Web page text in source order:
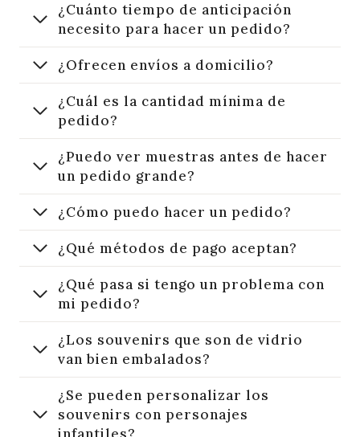
¿Cuánto tiempo de anticipación
necesito para hacer un pedido?
¿Ofrecen envíos a domicilio?
¿Cuál es la cantidad mínima de
pedido?
¿Puedo ver muestras antes de hacer
un pedido grande?
¿Cómo puedo hacer un pedido?
¿Qué métodos de pago aceptan?
¿Qué pasa si tengo un problema con
mi pedido?
¿Los souvenirs que son de vidrio
van bien embalados?
¿Se pueden personalizar los
souvenirs con personajes